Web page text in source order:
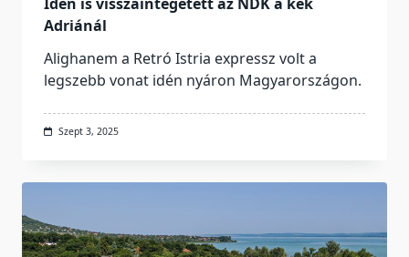
Adriánál
Alighanem a Retró Istria expressz volt a
legszebb vonat idén nyáron Magyarországon.
Szept 3, 2025